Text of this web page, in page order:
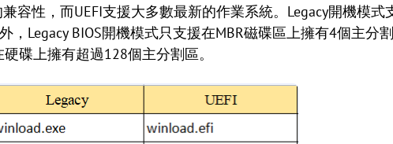
容性，而UEFI支援大多數最新的作業系統。Legacy開機模式
，Legacy BIOS開機模式只支援在MBR磁碟區上擁有4個主分
碟上擁有超過128個主分割區。